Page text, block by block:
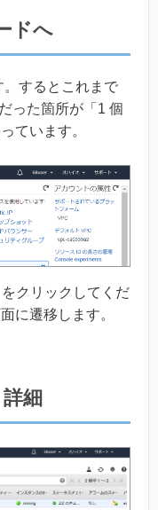
ドへ
するとこれまで
った箇所が「1 個
ています。
クリックしてくだ
に遷移します。
細